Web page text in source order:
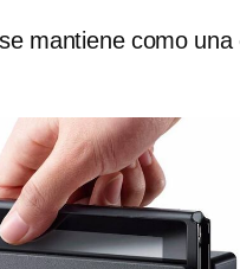
mantiene como una